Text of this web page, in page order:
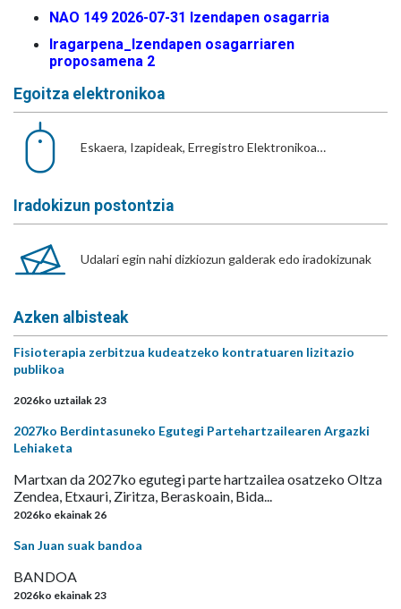
NAO 149 2026-07-31 Izendapen osagarria
Iragarpena_Izendapen osagarriaren
proposamena 2
Egoitza elektronikoa
Eskaera, Izapideak, Erregistro Elektronikoa…
Iradokizun postontzia
Udalari egin nahi dizkiozun galderak edo iradokizunak
Azken albisteak
Fisioterapia zerbitzua kudeatzeko kontratuaren lizitazio
publikoa
2026ko uztailak 23
2027ko Berdintasuneko Egutegi Partehartzailearen Argazki
Lehiaketa
Martxan da 2027ko egutegi parte hartzailea osatzeko Oltza
Zendea, Etxauri, Ziritza, Beraskoain, Bida...
2026ko ekainak 26
San Juan suak bandoa
BANDOA
2026ko ekainak 23